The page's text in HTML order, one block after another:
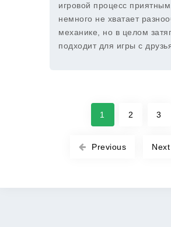
игровой процесс
немного не хватает
механике, но в целом
подходит для игры с
Previous
1 2 3
Next